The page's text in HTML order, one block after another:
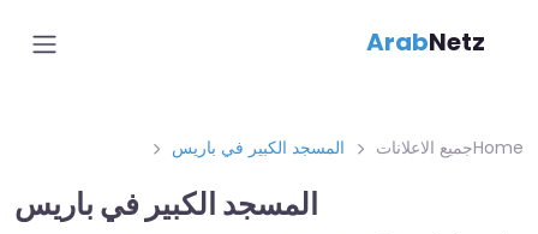
ArabNetz
Homeجميع الاعلانات المسجد الكبير في باريس
المسجد الكبير في باريس